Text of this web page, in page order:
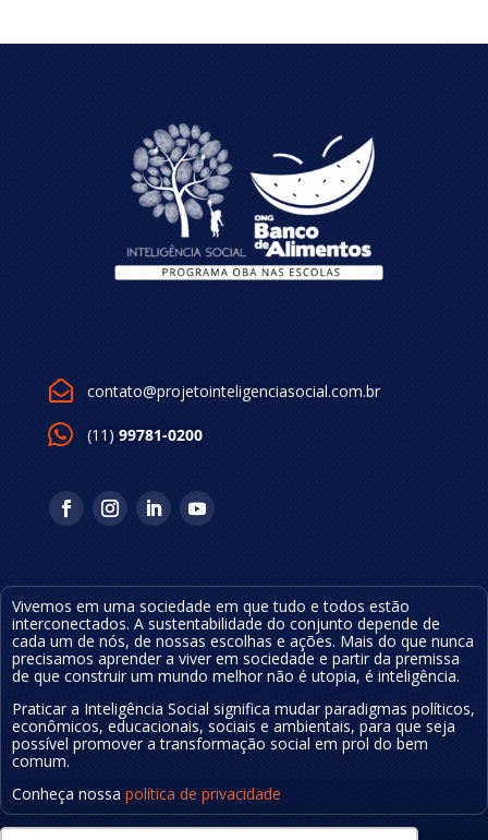
 contato@projetointeligenciasocial.com.br
(11) 99781-0200
Vivemos em uma sociedade em que tudo e todos estão
interconectados. A sustentabilidade do conjunto depende de
cada um de nós, de nossas escolhas e ações. Mais do que nunca
precisamos aprender a viver em sociedade e partir da premissa
de que construir um mundo melhor não é utopia, é inteligência.
Praticar a Inteligência Social significa mudarparadigmas políticos,
econômicos, educacionais, sociais e ambientais, para que seja
possível promover a transformação social em prol do bem
comum.
Conheça nossa política de privacidade